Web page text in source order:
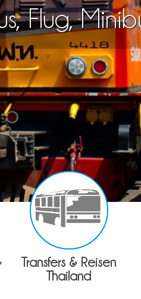
Flug,
Transfers & Reisen
Thailand